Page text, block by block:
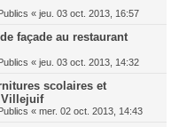
« jeu. 03 oct. 2013, 16:57
façade au restaurant
« jeu. 03 oct. 2013, 14:32
scolaires et
« mer. 02 oct. 2013, 14:43